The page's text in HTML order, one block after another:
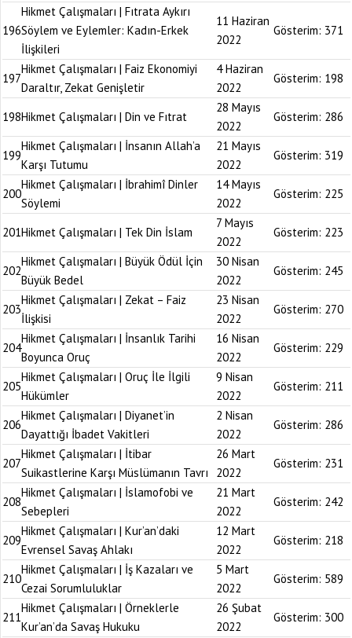
196
Hikmet Çalışmaları | Fıtrata Aykırı
Söylem ve Eylemler: Kadın-Erkek
İlişkileri
11 Haziran
2022
Gösterim: 371
197
Hikmet Çalışmaları | Faiz Ekonomiyi
Daraltır, Zekat Genişletir
4 Haziran
2022
Gösterim: 198
198Hikmet Çalışmaları | Din ve Fıtrat
28 Mayıs
2022
Gösterim: 286
199
Hikmet Çalışmaları | İnsanın Allah’a
Karşı Tutumu
21 Mayıs
2022
Gösterim: 319
200
Hikmet Çalışmaları | İbrahimî Dinler
Söylemi
14 Mayıs
2022
Gösterim: 225
201Hikmet Çalışmaları | Tek Din İslam
7 Mayıs
2022
Gösterim: 223
202
Hikmet Çalışmaları | Büyük Ödül İçin
Büyük Bedel
30 Nisan
2022
Gösterim: 245
203
Hikmet Çalışmaları | Zekat – Faiz
İlişkisi
23 Nisan
2022
Gösterim: 270
204
Hikmet Çalışmaları | İnsanlık Tarihi
Boyunca Oruç
16 Nisan
2022
Gösterim: 229
205
Hikmet Çalışmaları | Oruç İle İlgili
Hükümler
9 Nisan
2022
Gösterim: 211
206
Hikmet Çalışmaları | Diyanet’in
Dayattığı İbadet Vakitleri
2 Nisan
2022
Gösterim: 286
207
Hikmet Çalışmaları | İtibar
Suikastlerine Karşı Müslümanın Tavrı
26 Mart
2022
Gösterim: 231
208
Hikmet Çalışmaları | İslamofobi ve
Sebepleri
21 Mart
2022
Gösterim: 242
209
Hikmet Çalışmaları | Kur’an’daki
Evrensel Savaş Ahlakı
12 Mart
2022
Gösterim: 218
210
Hikmet Çalışmaları | İş Kazaları ve
Cezai Sorumluluklar
5 Mart
2022
Gösterim: 589
211
Hikmet Çalışmaları | Örneklerle
Kur’an’da Savaş Hukuku
26 Şubat
2022
Gösterim: 300